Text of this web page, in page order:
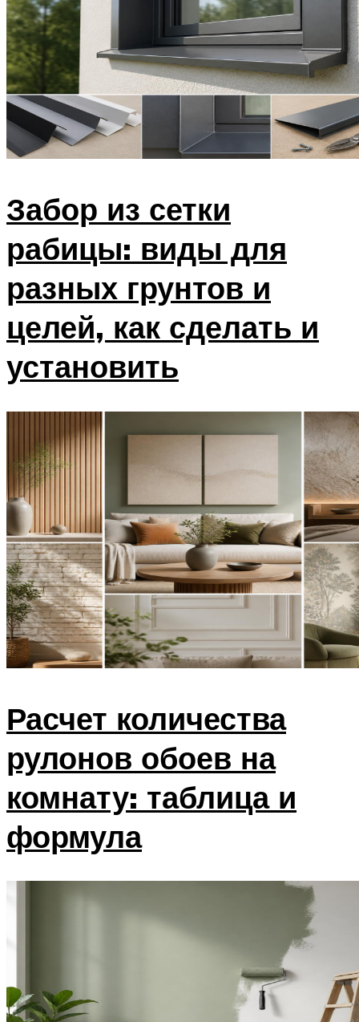
Забор из сетки
рабицы: виды для
разных грунтов и
целей, как сделать и
установить
Расчет количества
рулонов обоев на
комнату: таблица и
формула